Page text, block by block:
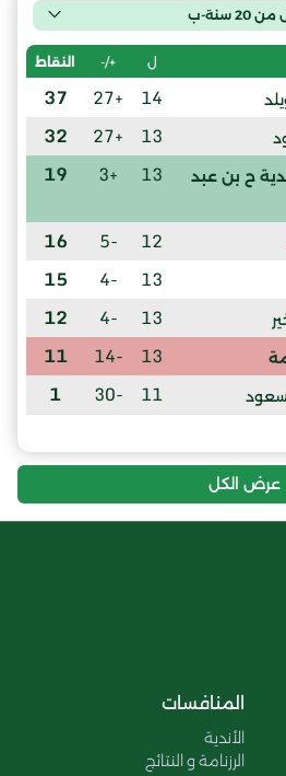
20 سنة-ب
ل +/- النقاط
14
+27
37
13
+27
32
ح بن عبد
13
+3
19
12
-5
16
13
-4
15
13
-4
12
13
-14
11
11
-30
1
عرض الكل
المنافسات
الأندية
الرزنامة و النتائج